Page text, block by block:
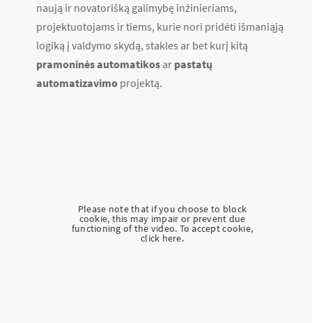
naują ir novatorišką galimybę inžinieriams,
projektuotojams ir tiems, kurie nori pridėti išmaniąją
logiką į valdymo skydą, stakles ar bet kurį kitą
pramoninės automatikos ar pastatų
automatizavimo projektą.
Please note that if you choose to block
cookie, this may impair or prevent due
functioning of the video. To accept cookie,
click here.